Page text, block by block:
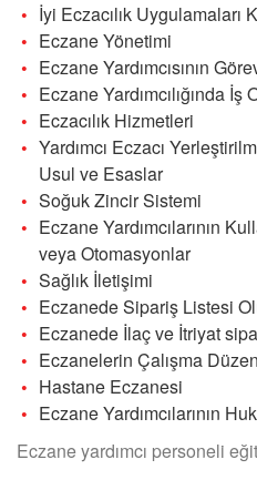
İyi Eczacılık Uygulamaları
Eczane Yönetimi
Eczane Yardımcısının
Eczane Yardımcılığında
Eczacılık Hizmetleri
Yardımcı Eczacı
Usul ve Esaslar
Soğuk Zincir Sistemi
Eczane Yardımcılarının
veya Otomasyonlar
Sağlık İletişimi
Eczanede Sipariş Listesi
Eczanede İlaç ve İtriyat
Eczanelerin Çalışma
Hastane Eczanesi
Eczane Yardımcılarının
Eczane yardımcı personeli